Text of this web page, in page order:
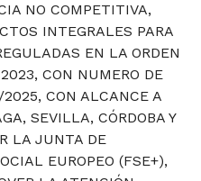
NO COMPETITIVA,
INTEGRALES PARA
EN LA ORDEN
CON NUMERO DE
CON ALCANCE A
SEVILLA, CÓRDOBA Y
LA JUNTA DE
EUROPEO (FSE+),